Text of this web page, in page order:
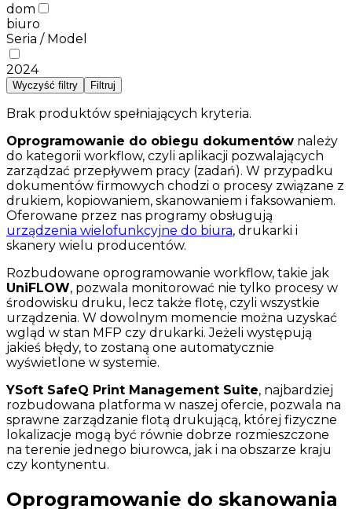
dom
biuro
Seria / Model
2024
Wyczyść filtry Filtruj
Brak produktów spełniających kryteria.
Oprogramowanie do obiegu dokumentów należy
do kategorii workflow, czyli aplikacji pozwalających
zarządzać przepływem pracy (zadań). W przypadku
dokumentów firmowych chodzi o procesy związane z
drukiem, kopiowaniem, skanowaniem i faksowaniem.
Oferowane przez nas programy obsługują
urządzenia wielofunkcyjne do biura, drukarki i
skanery wielu producentów.
Rozbudowane oprogramowanie workflow, takie jak
UniFLOW, pozwala monitorować nie tylko procesy w
środowisku druku, lecz także flotę, czyli wszystkie
urządzenia. W dowolnym momencie można uzyskać
wgląd w stan MFP czy drukarki. Jeżeli występują
jakieś błędy, to zostaną one automatycznie
wyświetlone w systemie.
YSoft SafeQ Print Management Suite, najbardziej
rozbudowana platforma w naszej ofercie, pozwala na
sprawne zarządzanie flotą drukującą, której fizyczne
lokalizacje mogą być równie dobrze rozmieszczone
na terenie jednego biurowca, jak i na obszarze kraju
czy kontynentu.
Oprogramowanie do skanowania